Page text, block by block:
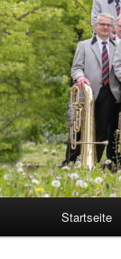
Startseite